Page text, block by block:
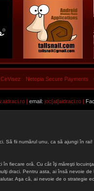
CeVisez Netopia Secure Payments
| email: joc[at]aidraci.ro |
Să fii numărul unu, ca să ajungi în
în fiecare oră. Cu cât îţi măreşti
draci. Pentru asta, ai însă nevoie
Aşa că, ai nevoie de o strategie